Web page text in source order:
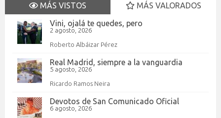
MÁS VISTOS
MÁS VALORADOS
Vini, ojalá te quedes, pero
2 agosto, 2026
Roberto Albáizar Pérez
Real Madrid, siempre a la vanguardia
5 agosto, 2026
Ricardo Ramos Neira
Devotos de San Comunicado Oficial
6 agosto, 2026